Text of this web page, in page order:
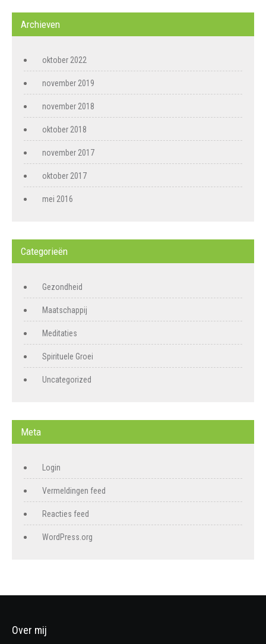
Archieven
oktober 2022
november 2019
november 2018
oktober 2018
november 2017
oktober 2017
mei 2016
Categorieën
Gezondheid
Maatschappij
Meditaties
Spirituele Groei
Uncategorized
Meta
Login
Vermeldingen feed
Reacties feed
WordPress.org
Over mij